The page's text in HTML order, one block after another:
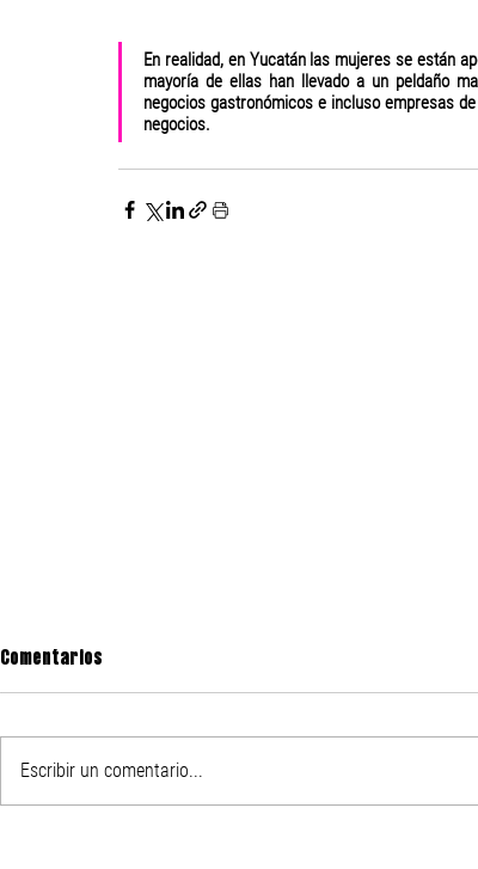
En realidad, en Yucatán las mujeres se están
mayoría de ellas han llevado a un peldaño
negocios gastronómicos e incluso empresas
negocios.
Comentarios
Escribir un comentario...